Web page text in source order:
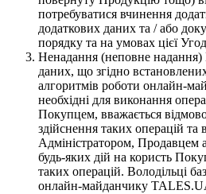
потребуватися вчинення
додаткових даних та / або
порядку та на умовах цієї
Ненадання (неповне
даних, що згідно
алгоритмів роботи онлайн-
необхідні для виконання
Покупцем, вважається
здійснення таких операцій
Адміністратором, Продавцем
будь-яких дій на користь
таких операцій. Володільці
онлайн-майданчику